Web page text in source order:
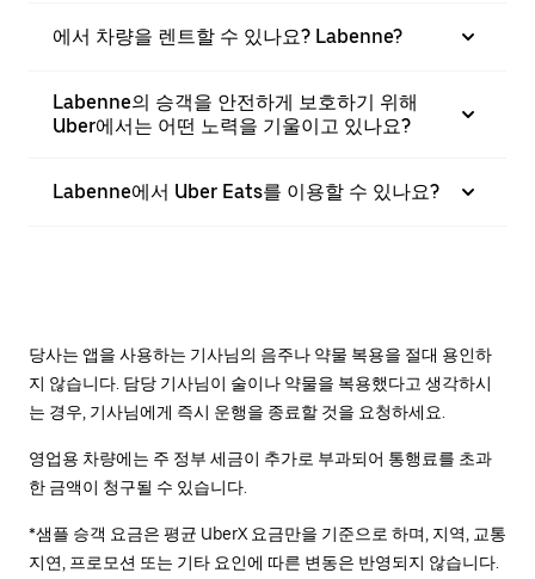
에서 차량을 렌트할 수 있나요? Labenne?
Labenne의 승객을 안전하게 보호하기 위해
Uber에서는 어떤 노력을 기울이고 있나요?
Labenne에서 Uber Eats를 이용할 수 있나요?
당사는 앱을 사용하는 기사님의 음주나 약물 복용을 절대 용인하
지 않습니다. 담당 기사님이 술이나 약물을 복용했다고 생각하시
는 경우, 기사님에게 즉시 운행을 종료할 것을 요청하세요.
영업용 차량에는 주 정부 세금이 추가로 부과되어 통행료를 초과
한 금액이 청구될 수 있습니다.
*샘플 승객 요금은 평균 UberX 요금만을 기준으로 하며, 지역, 교통
지연, 프로모션 또는 기타 요인에 따른 변동은 반영되지 않습니다.